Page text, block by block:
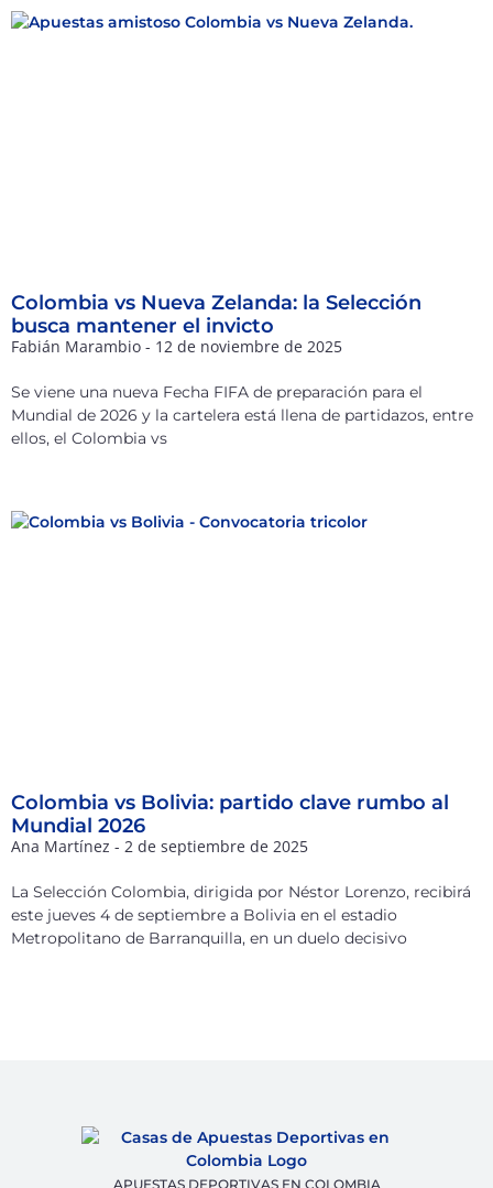
Colombia vs Nueva Zelanda: la Selección
busca mantener el invicto
Fabián Marambio 12 de noviembre de 2025
Se viene una nueva Fecha FIFA de preparación para el
Mundial de 2026 y la cartelera está llena de partidazos, entre
ellos, el Colombia vs
Colombia vs Bolivia: partido clave rumbo al
Mundial 2026
Ana Martínez 2 de septiembre de 2025
La Selección Colombia, dirigida por Néstor Lorenzo, recibirá
este jueves 4 de septiembre a Bolivia en el estadio
Metropolitano de Barranquilla, en un duelo decisivo
APUESTAS DEPORTIVAS EN COLOMBIA